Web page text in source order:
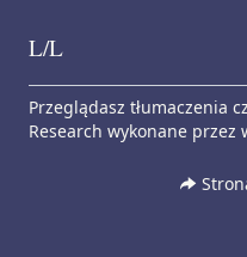
Skip to content
L/L
Przeglądasz tłumaczenia
Research wykonane przez